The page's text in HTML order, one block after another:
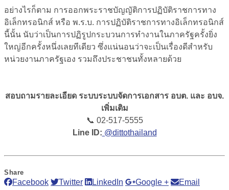
อย่างไรก็ตาม การออกพระราชบัญญัติการปฏิบัติราชการทาง
อิเล็กทรอนิกส์ หรือ พ.ร.บ. การปฏิบัติราชการทางอิเล็กทรอนิกส์
นี้นั้น นับว่าเป็นการปฏิรูปกระบวนการทำงานในภาครัฐครั้งยิ่ง
ใหญ่อีกครั้งหนึ่งเลยทีเดียว ซึ่งแน่นอนว่าจะเป็นเรื่องดีสำหรับ
หน่วยงานภาครัฐเอง รวมถึงประชาชนทั้งหลายด้วย
สอบถามรายละเอียด ระบบระบบจัดการเอกสาร อบต. และ อบจ.
เพิ่มเติม
📞 02-517-5555
Line ID: @dittothailand
Share
Facebook Twitter LinkedIn Google + Email